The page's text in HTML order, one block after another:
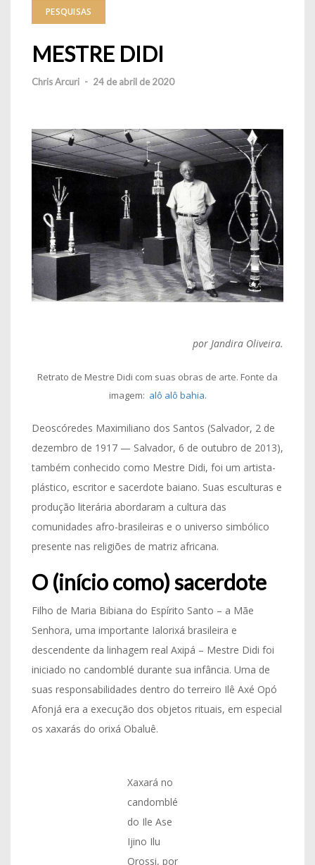
PESQUISAS
MESTRE DIDI
Chris Arcuri - 24 de abril de 2020
por Jandira Oliveira.
Retrato de Mestre Didi com suas obras de arte. Fonte da
imagem: alô alô bahia.
Deoscóredes Maximiliano dos Santos (Salvador, 2 de
dezembro de 1917 — Salvador, 6 de outubro de 2013),
também conhecido como Mestre Didi, foi um artista-
plástico, escritor e sacerdote baiano. Suas esculturas e
produção literária abordaram a cultura das
comunidades afro-brasileiras e o universo simbólico
presente nas religiões de matriz africana.
O (início como) sacerdote
Filho de Maria Bibiana do Espírito Santo – a Mãe
Senhora, uma importante Ialorixá brasileira e
descendente da linhagem real Axipá – Mestre Didi foi
iniciado no candomblé durante sua infância. Uma de
suas responsabilidades dentro do terreiro Ilê Axé Opó
Afonjá era a execução dos objetos rituais, em especial
os xaxarás do orixá Obaluê.
Xaxará no
candomblé
do Ile Ase
Ijino Ilu
Orossi, por